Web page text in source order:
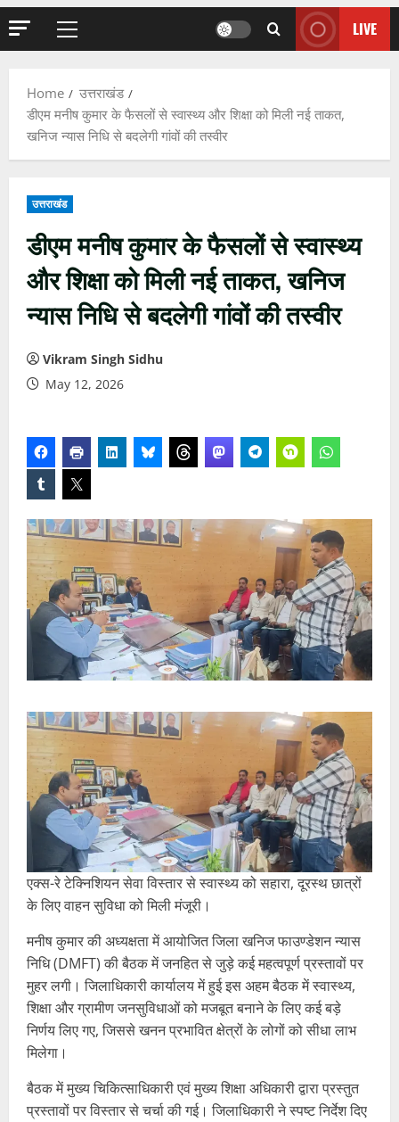
Primary
LIVE
Home
उत्तराखंड
डीएम मनीष कुमार के फैसलों से स्वास्थ्य और शिक्षा को मिली नई ताकत,
खनिज न्यास निधि से बदलेगी गांवों की तस्वीर
उत्तराखंड
डीएम मनीष कुमार के फैसलों से स्वास्थ्य
और शिक्षा को मिली नई ताकत, खनिज
न्यास निधि से बदलेगी गांवों की तस्वीर
Vikram Singh Sidhu
May 12, 2026
एक्स-रे टेक्निशियन सेवा विस्तार से स्वास्थ्य को सहारा, दूरस्थ छात्रों
के लिए वाहन सुविधा को मिली मंजूरी।
मनीष कुमार की अध्यक्षता में आयोजित जिला खनिज फाउण्डेशन न्यास
निधि (DMFT) की बैठक में जनहित से जुड़े कई महत्वपूर्ण प्रस्तावों पर
मुहर लगी। जिलाधिकारी कार्यालय में हुई इस अहम बैठक में स्वास्थ्य,
शिक्षा और ग्रामीण जनसुविधाओं को मजबूत बनाने के लिए कई बड़े
निर्णय लिए गए, जिससे खनन प्रभावित क्षेत्रों के लोगों को सीधा लाभ
मिलेगा।
बैठक में मुख्य चिकित्साधिकारी एवं मुख्य शिक्षा अधिकारी द्वारा प्रस्तुत
प्रस्तावों पर विस्तार से चर्चा की गई। जिलाधिकारी ने स्पष्ट निर्देश दिए